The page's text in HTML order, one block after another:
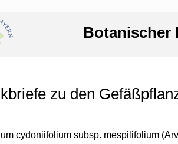
Botanischer
zu den
cydoniifolium subsp. mespilifolium